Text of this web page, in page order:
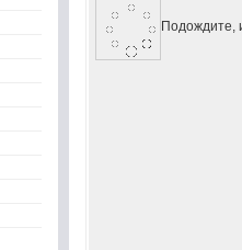
Подождите,